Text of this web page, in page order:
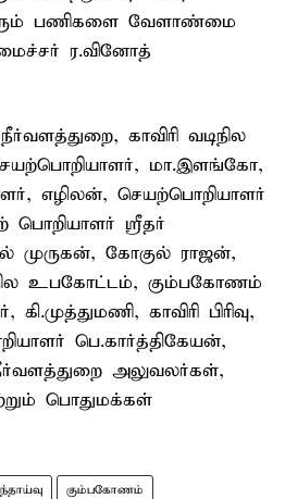
பணிகளை வேளாண்மை –
ர.வினோத்
காவிரி வடிநில
மா.இளங்கோ,
எழிலன், செயற்பொறியாளர்
ஸ்ரீதர்
முருகன், கோகுல் ராஜன்,
உபகோட்டம், கும்பகோணம்
காவிரி பிரிவு,
பெ.கார்த்திகேயன்,
அலுவலர்கள்,
பொதுமக்கள்
கும்பகோணம்